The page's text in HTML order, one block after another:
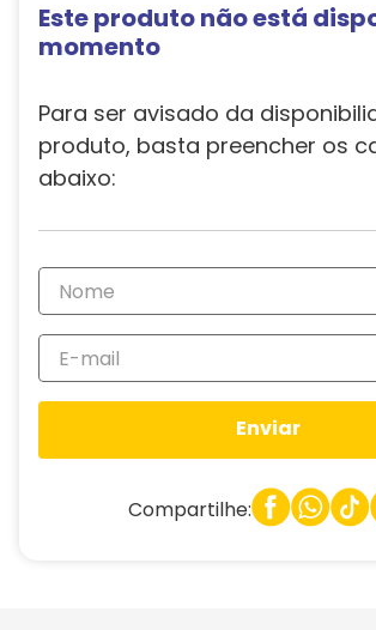
Este produto não está
momento
Para ser avisado da
produto, basta preencher os
abaixo:
Enviar
Compartilhe: